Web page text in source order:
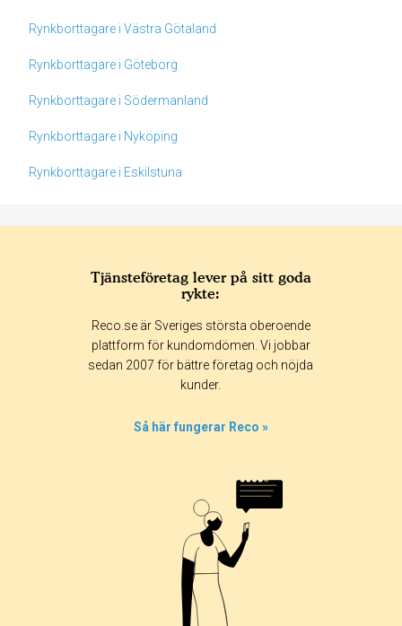
Rynkborttagare i Västra Götaland
Rynkborttagare i Göteborg
Rynkborttagare i Södermanland
Rynkborttagare i Nyköping
Rynkborttagare i Eskilstuna
365 dagar 90 dagar
30 dagar
Tjänsteföretag lever på sitt goda
rykte:
Reco.se är Sveriges största oberoende
plattform för kundomdömen. Vi jobbar
sedan 2007 för bättre företag och nöjda
kunder.
Så här fungerar Reco »